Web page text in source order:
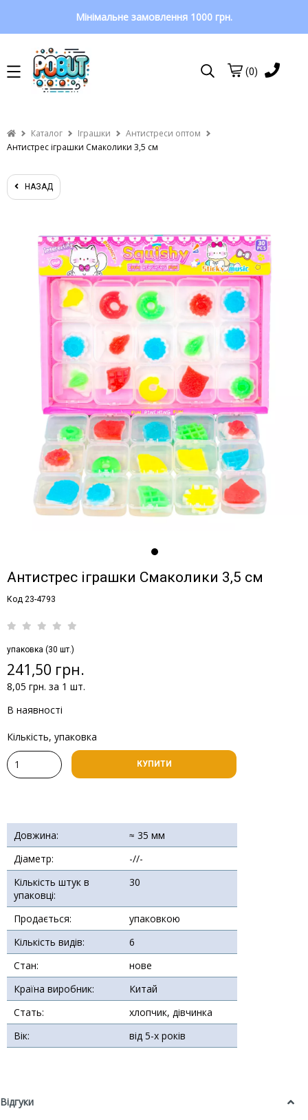
Мінімальне замовлення 1000 грн.
(0)
Каталог Іграшки
Антистреси оптом
Антистрес іграшки Смаколики 3,5 см
НАЗАД
Антистрес іграшки Смаколики 3,5 см
Код 23-4793
упаковка (30 шт.)
241,50 грн.
8,05 грн. за 1 шт.
В наявності
Кількість, упаковка
КУПИТИ
Довжина:
≈ 35 мм
Діаметр:
-//-
Кількість штук в
упаковці:
30
Продається:
упаковкою
Кількість видів:
6
Стан:
нове
Країна виробник:
Китай
Стать:
хлопчик, дівчинка
Вік:
від 5-х років
Відгуки